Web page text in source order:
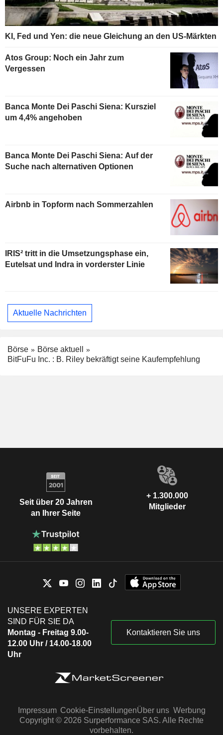
KI, Fed und Yen: die neue Gleichung an den US-Märkten
Atos Group: Noch ein Jahr zum
Vergessen
Banca Monte Dei Paschi Siena: Kursziel
um 4,4% angehoben
Banca Monte Dei Paschi Siena: Auf der
Suche nach alternativen Optionen
Airbnb in Topform nach Sommerzahlen
IRIS² tritt in die Umsetzungsphase ein,
Eutelsat und Indra in vorderster Linie
Aktuelle Nachrichten
Börse
Börse aktuell
BitFuFu Inc. : B. Riley bekräftigt seine Kaufempfehlung
Seit über 20 Jahren
an Ihrer Seite
+ 1.300.000
Mitglieder
UNSERE EXPERTEN
SIND FÜR SIE DA
Montag - Freitag 9.00-
12.00 Uhr / 14.00-18.00
Uhr
Kontaktieren Sie uns
Impressum Cookie-EinstellungenÜber uns Werbung
Copyright © 2026 Surperformance SAS. Alle Rechte
vorbehalten.